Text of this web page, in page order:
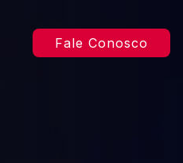
Fale Conosco